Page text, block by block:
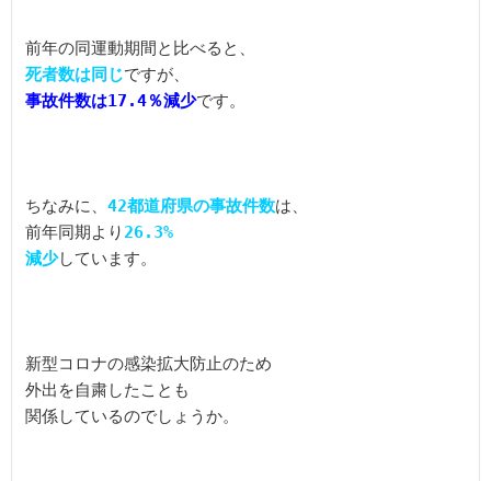
死者数は同じ
事故件数は17.4％減少です。
ちなみに、 42都道府県の事故件数は、
前年同期より26.3%
減少
新型コロナの感染拡大防止のため
外出を自粛したことも